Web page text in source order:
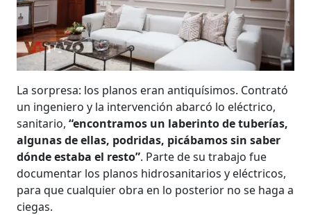
La sorpresa: los planos eran antiquísimos. Contrató
un ingeniero y la intervención abarcó lo eléctrico,
sanitario,“encontramos un laberinto de tuberías,
algunas de ellas, podridas, picábamos sin saber
dónde estaba el resto”. Parte de su trabajo fue
documentar los planos hidrosanitarios y eléctricos,
para que cualquier obra en lo posterior no se haga a
ciegas.